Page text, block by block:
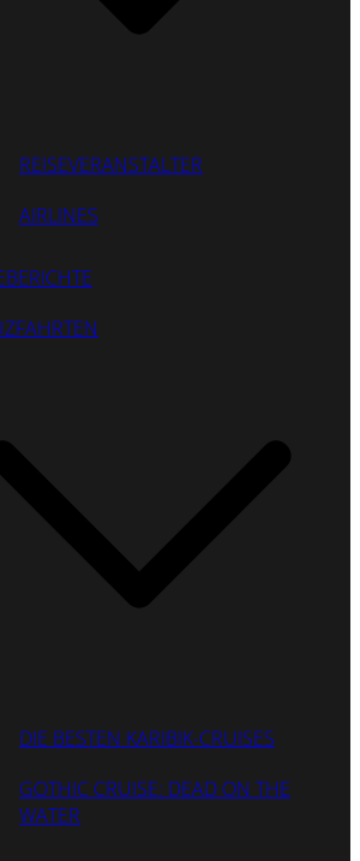
REISEVERANSTALTER
AIRLINES
DIE BESTEN KARIBIK-CRUISES
GOTHIC CRUISE: DEAD ON THE
WATER